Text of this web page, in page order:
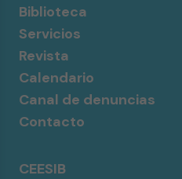
Biblioteca
Servicios
Revista
Calendario
Canal de denuncias
Contacto
CEESIB